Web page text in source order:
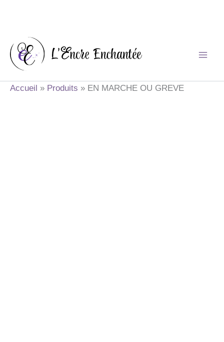
contenu
Accueil Produits EN MARCHE OU GREVE